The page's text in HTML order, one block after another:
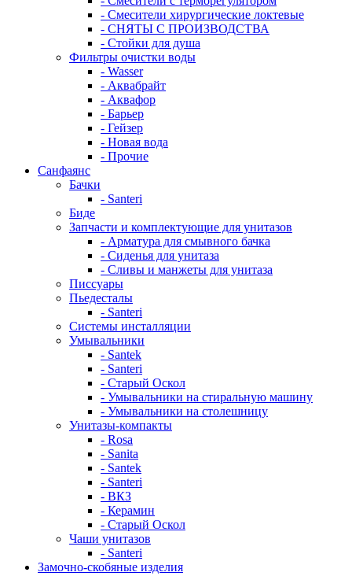
- Смесители хирургические локтевые
- СНЯТЫ С ПРОИЗВОДСТВА
- Стойки для душа
Фильтры очистки воды
- Wasser
- Аквабрайт
- Аквафор
- Барьер
- Гейзер
- Новая вода
- Прочие
Санфаянс
Бачки
- Santeri
Биде
Запчасти и комплектующие для унитазов
- Арматура для смывного бачка
- Сиденья для унитаза
- Сливы и манжеты для унитаза
Писсуары
Пьедесталы
- Santeri
Системы инсталляции
Умывальники
- Santek
- Santeri
- Старый Оскол
- Умывальники на стиральную машину
- Умывальники на столешницу
Унитазы-компакты
- Rosa
- Sanita
- Santek
- Santeri
- ВКЗ
- Керамин
- Старый Оскол
Чаши унитазов
- Santeri
Замочно-скобяные изделия